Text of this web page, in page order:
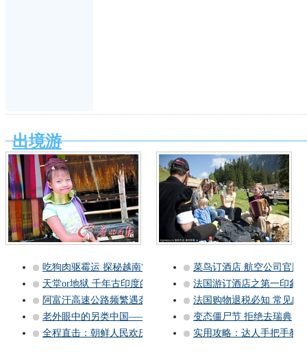
出境游
吃狗肉驱霉运 探秘越南“狗肉
天堂or地狱 千年古印度的魔
阿富汗高速公路频繁遇袭堪称
老外眼中的另类中国——张张震
全程直击：朝鲜人民欢庆建国
菜鸟订酒店 航空公司官网
法国游订酒店之第一印象
法国购物退税必知 常见问
变态僵尸节 拒绝去瑞典
实用攻略：达人手把手教